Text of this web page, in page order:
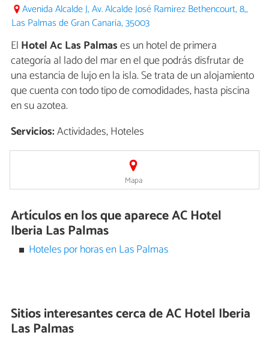
Avenida Alcalde J, Av. Alcalde José Ramirez Bethencourt, 8,,
Las Palmas de Gran Canaria, 35003
El Hotel Ac Las Palmases un hotel de primera
categoría al lado del mar en el que podrás disfrutar de
una estancia de lujo en la isla. Se trata de un alojamiento
que cuenta con todo tipo de comodidades, hasta piscina
en su azotea.
Servicios:Actividades, Hoteles
Mapa
Artículos en los que aparece AC Hotel
Iberia Las Palmas
Hoteles por horas en Las Palmas
Sitios interesantes cerca deAC Hotel Iberia
Las Palmas